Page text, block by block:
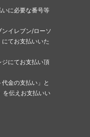
いに必要な番号等
イレブン/ローソ
てお支払いいた
にてお支払い頂
金の支払い」と
を伝えお支払いい